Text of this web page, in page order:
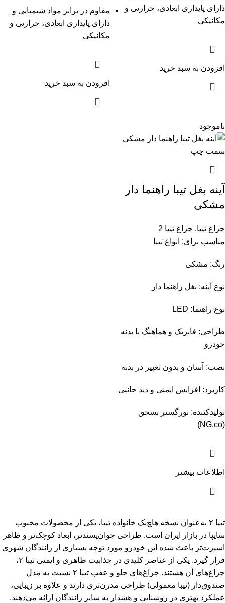
دارای پایداری ابعادی، حرارتی و
مکانیکی
افزودن به سبد خرید
مقاوم در برابر مواد شیمیایی و
دارای پایداری ابعادی، حرارتی و
مکانیکی
افزودن به سبد خرید
ناموجود
آینه بغل تیبا راهنما دار
مشکی
چراغ تیبا, چراغ تیبا 2
مناسب برای: انواع تیبا
رنگ: مشکی
نوع آینه: بغل راهنما دار
نوع راهنما: LED
طراحی: فابریک و هماهنگ با بدنه
خودرو
نصب: آسان و بدون تغییر در بدنه
کاربرد: افزایش ایمنی و دید جانبی
تولیدکننده: نورگستر بسحق
(NG.co)
اطلاعات بیشتر
تیبا ۲ به‌عنوان نسخه هاچ‌بک خانواده تیبا، یکی از محصولات محبوب
سایپا در بازار ایران است. طراحی جوان‌پسندتر، ابعاد کوچک‌تر و ظاهر
اسپرت‌تر باعث شده این خودرو مورد توجه بسیاری از رانندگان شهری
قرار گیرد. یکی از عناصر کلیدی در جذابیت ظاهری و ایمنی تیبا ۲،
چراغ‌های آن هستند. چراغ‌های جلو و عقب تیبا ۲ نسبت به مدل
صندوق‌دار (تیبا معمولی) طراحی مدرن‌تری دارند و علاوه بر زیبایی،
عملکرد بهتری در روشنایی و هشدار به سایر رانندگان ارائه می‌دهند.